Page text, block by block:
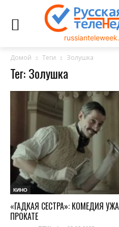
Домой Теги Золушка
Тег: Золушка
КИНО
«ГАДКАЯ СЕСТРА»: КОМЕДИЯ
ПРОКАТЕ